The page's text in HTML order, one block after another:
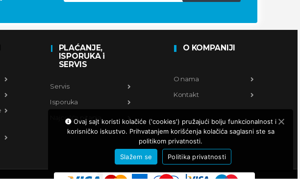
PLAĆANJE,
ISPORUKA i
SERVIS
Servis
Isporuka
Najcešća pitanja
O KOMPANIJI
O nama
Kontakt
Ovaj sajt koristi kolačiće ('cookies') pružajući bolju funkcionalnost i
korisničko iskustvo. Prihvatanjem korišćenja kolačića saglasni ste sa
politikom privatnosti.
Slažem se
Politika privatnosti